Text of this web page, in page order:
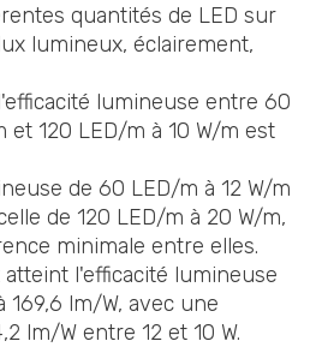
quantités de LED sur
lumineux, éclairement,
lumineuse entre 60
et 120 LED/m à 10 W/m est
de 60 LED/m à 12 W/m
de 120 LED/m à 20 W/m,
minimale entre elles.
atteint l'efficacité lumineuse
169,6 lm/W, avec une
lm/W entre 12 et 10 W.